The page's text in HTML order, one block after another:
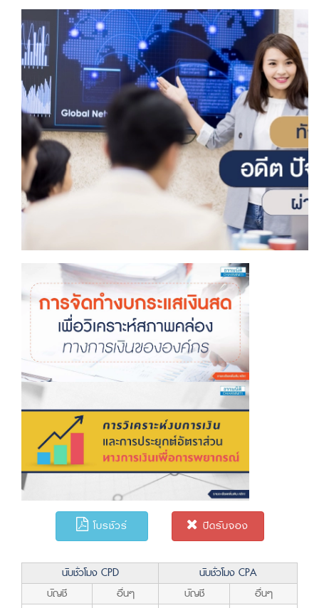
โบรชัวร์ ปิดรับจอง
นับชั่วโมง CPD
นับชั่วโมง CPA
บัญชี
อื่นๆ บัญชี อื่นๆ